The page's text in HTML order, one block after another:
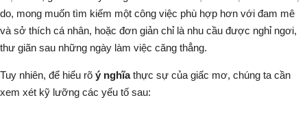
do, mong muốn tìm kiếm một công việc phù hợp hơn với đam mê
và sở thích cá nhân, hoặc đơn giản chỉ là nhu cầu được nghỉ ngơi,
thư giãn sau những ngày làm việc căng thẳng.
Tuy nhiên, để hiểu rõ ý nghĩathực sự của giấc mơ, chúng ta cần
xem xét kỹ lưỡng các yếu tố sau: